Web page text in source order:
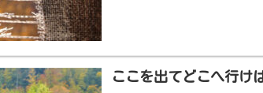
ここを出てどこへ行け